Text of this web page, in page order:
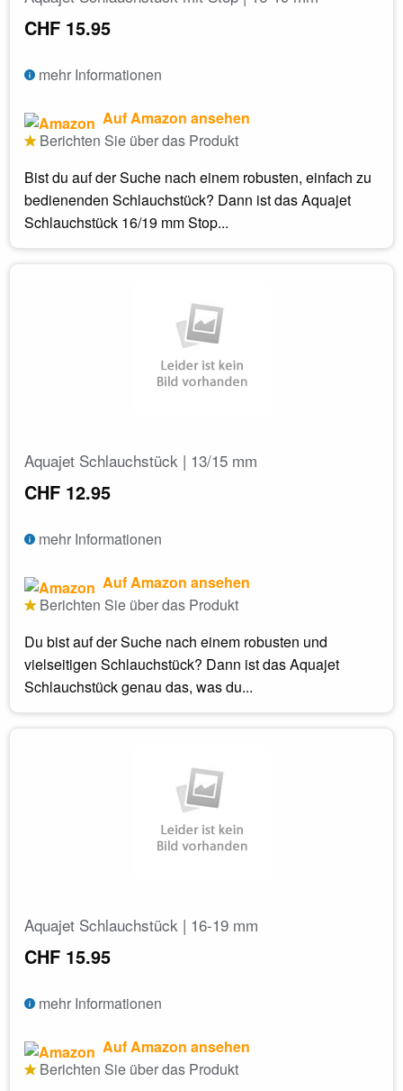
CHF 15.95
mehr Informationen
Auf Amazon ansehen
Berichten Sie über das Produkt
Bist du auf der Suche nach einem robusten, einfach zu
bedienenden Schlauchstück? Dann ist das Aquajet
Schlauchstück 16/19 mm Stop...
Aquajet Schlauchstück | 13/15 mm
CHF 12.95
mehr Informationen
Auf Amazon ansehen
Berichten Sie über das Produkt
Du bist auf der Suche nach einem robusten und
vielseitigen Schlauchstück? Dann ist das Aquajet
Schlauchstück genau das, was du...
Aquajet Schlauchstück | 16-19 mm
CHF 15.95
mehr Informationen
Auf Amazon ansehen
Berichten Sie über das Produkt